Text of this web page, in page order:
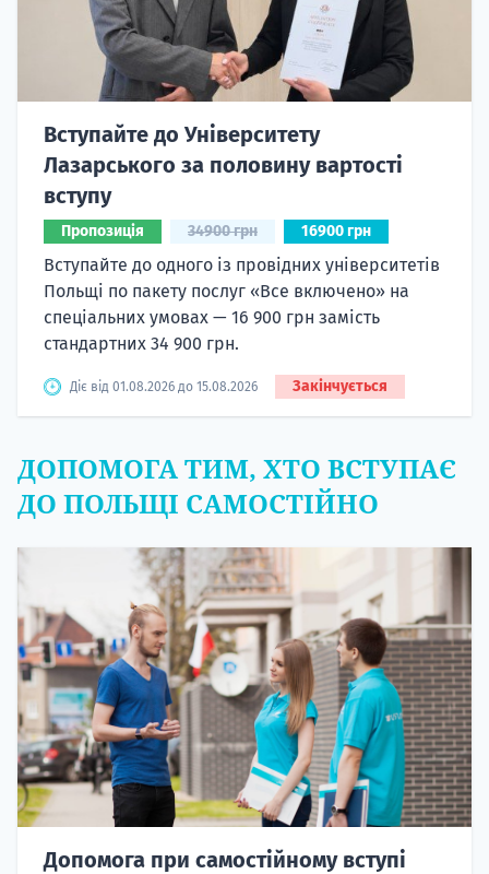
Вступайте до Університету
Лазарського за половину вартості
вступу
Пропозиція 34900 грн 16900 грн
Вступайте до одного із провідних університетів
Польщі по пакету послуг «Все включено» на
спеціальних умовах — 16 900 грн замість
стандартних 34 900 грн.
Діє від 01.08.2026 до 15.08.2026 Закінчується
ДОПОМОГА ТИМ, ХТО ВСТУПАЄ
ДО ПОЛЬЩІ САМОСТІЙНО
Допомога при самостійному вступі